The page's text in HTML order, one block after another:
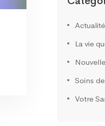
La vie
Soins
Votre